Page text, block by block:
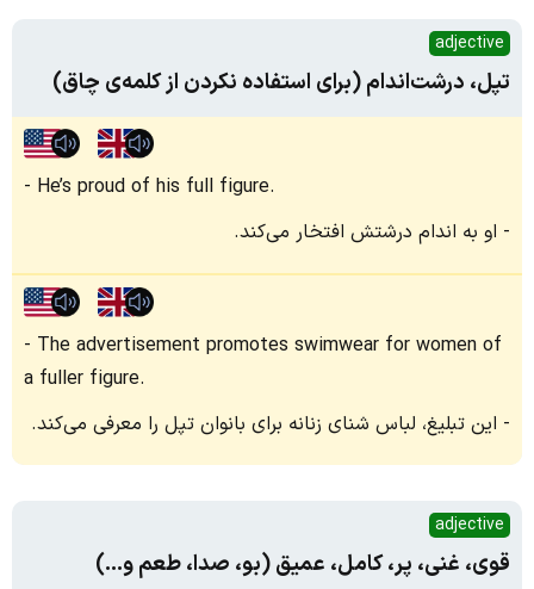
adjective
تپل، درشت‌اندام (برای استفاده نکردن از کلمه‌ی چاق)
He’s proud of his full figure.
او به اندام درشتش افتخار می‌کند.
The advertisement promotes swimwear for women of
a fuller figure.
این تبلیغ، لباس شنای زنانه برای بانوان تپل را معرفی می‌کند.
adjective
قوی، غنی، پر، کامل، عمیق (بو، صدا، طعم و...)